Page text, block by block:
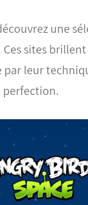
une
sites
leur
perfection.